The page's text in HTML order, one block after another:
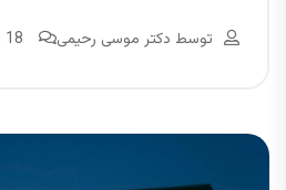
توسط دکتر موسی رحیمی 18 Comments